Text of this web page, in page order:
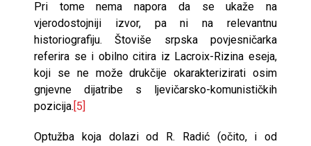
Pri tome nema napora da se ukaže na
vjerodostojniji izvor, pa ni na relevantnu
historiografiju. Štoviše srpska povjesničarka
referira se i obilno citira iz Lacroix-Rizina eseja,
koji se ne može drukčije okarakterizirati osim
gnjevne dijatribe s ljevičarsko-komunističkih
pozicija. [5]
Optužba koja dolazi od R. Radić (očito, i od